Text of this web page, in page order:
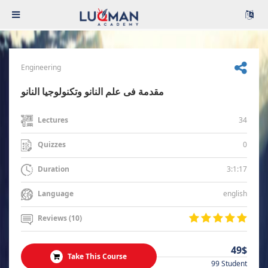
Engineering
مقدمة فى علم النانو وتكنولوجيا النانو
Lectures 34
Quizzes 0
Duration 3:1:17
Language english
Reviews (10)
Take This Course 49$
99 Student